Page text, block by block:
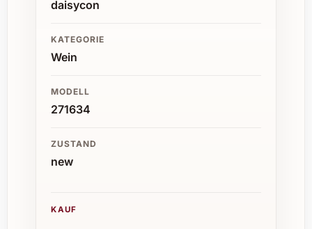
daisycon
KATEGORIE
Wein
MODELL
271634
ZUSTAND
new
KAUF